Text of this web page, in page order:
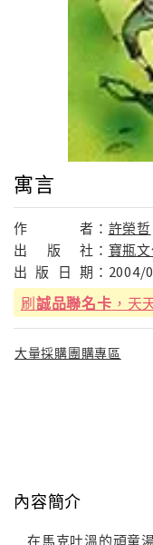
寓言
作 者： 許榮哲
出
版 社： 寶瓶
出 版 日 期： 2004/
刷誠品聯名卡 ，天
大量採購團購專區
內容簡介
在馬克吐溫的頑童